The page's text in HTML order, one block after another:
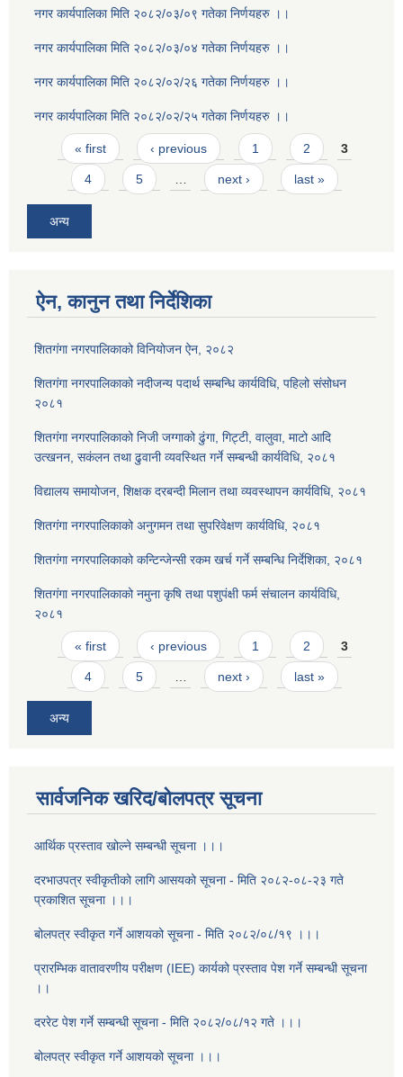
नगर कार्यपालिका मिति २०८२/०३/०९ गतेका निर्णयहरु ।।
नगर कार्यपालिका मिति २०८२/०३/०४ गतेका निर्णयहरु ।।
नगर कार्यपालिका मिति २०८२/०२/२६ गतेका निर्णयहरु ।।
नगर कार्यपालिका मिति २०८२/०२/२५ गतेका निर्णयहरु ।।
Pages
« first ‹ previous 1 2 3
4 5 … next › last »
अन्य
ऐन, कानुन तथा निर्देशिका
शितगंगा नगरपालिकाको विनियोजन ऐन, २०८२
शितगंगा नगरपालिकाको नदीजन्य पदार्थ सम्बन्धि कार्यविधि, पहिलो संसोधन
२०८१
शितगंगा नगरपालिकाको निजी जग्गाको ढुंगा, गिट्टी, वालुवा, माटो आदि
उत्खनन, सकंलन तथा ढुवानी व्यवस्थित गर्ने सम्बन्धी कार्यविधि, २०८१
विद्यालय समायोजन, शिक्षक दरबन्दी मिलान तथा व्यवस्थापन कार्यविधि, २०८१
शितगंगा नगरपालिकाको अनुगमन तथा सुपरिवेक्षण कार्यविधि, २०८१
शितगंगा नगरपालिकाको कन्टिन्जेन्सी रकम खर्च गर्ने सम्बन्धि निर्देशिका, २०८१
शितगंगा नगरपालिकाको नमुना कृषि तथा पशुपंक्षी फर्म संचालन कार्यविधि,
२०८१
Pages
« first ‹ previous 1 2 3
4 5 next › last »
अन्य
सार्वजनिक खरिद/बोलपत्र सूचना
आर्थिक प्रस्ताव खोल्ने सम्बन्धी सूचना ।।।
दरभाउपत्र स्वीकृतीको लागि आसयको सूचना - मिति २०८२-०८-२३ गते
प्रकाशित सूचना ।।।
बोलपत्र स्वीकृत गर्ने आशयको सूचना - मिति २०८२/०८/१९ ।।।
प्रारम्भिक वातावरणीय परीक्षण (IEE) कार्यको प्रस्ताव पेश गर्ने सम्बन्धी सूचना
।।
दररेट पेश गर्ने सम्बन्धी सूचना - मिति २०८२/०८/१२ गते ।।।
बोलपत्र स्वीकृत गर्ने आशयको सूचना ।।।